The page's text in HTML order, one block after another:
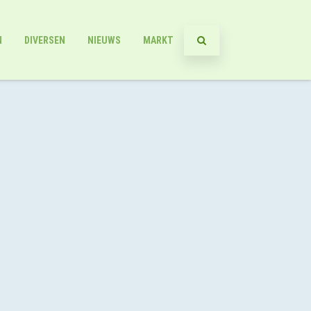
DIVERSEN NIEUWS MARKT